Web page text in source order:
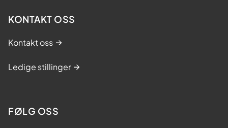
KONTAKT OSS
Kontakt oss
Ledige stillinger
FØLG OSS